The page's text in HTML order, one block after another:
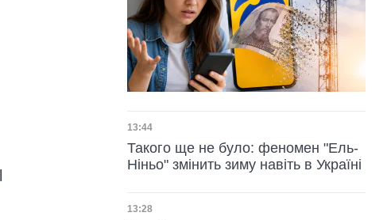
Дата публікації
13:44
Такого ще не було: феномен "Ель-
Ніньо" змінить зиму навіть в Україні
Дата публікації
13:28